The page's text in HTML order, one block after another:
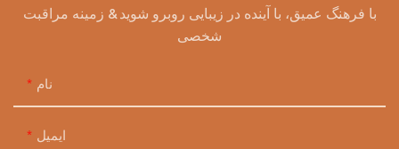
با فرهنگ عمیق، با آینده در زیبایی روبرو شوید & زمینه مراقبت
شخصی
نام
ایمیل